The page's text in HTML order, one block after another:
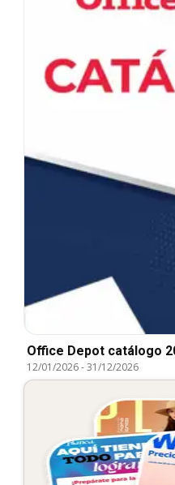
Office Depot catálogo
12/01/2026-31/12/2026